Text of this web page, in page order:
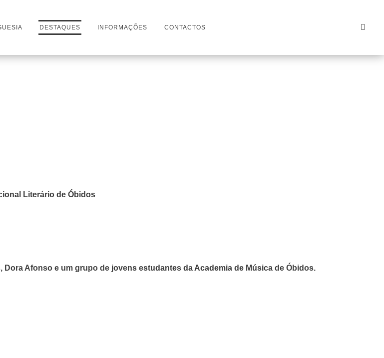
DESTAQUES INFORMAÇÕES CONTACTOS
Literário de Óbidos
Dora Afonso e um grupo de jovens estudantes da Academia de Música de Óbidos.